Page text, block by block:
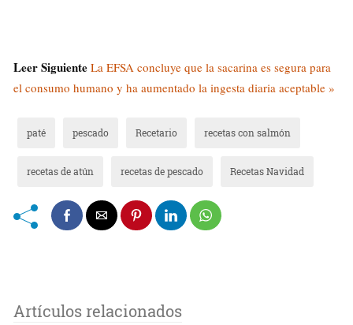
Leer Siguiente La EFSA concluye que la sacarina es segura para
el consumo humano y ha aumentado la ingesta diaria aceptable »
paté pescado Recetario recetas con salmón
recetas de atún recetas de pescado Recetas Navidad
Artículos relacionados